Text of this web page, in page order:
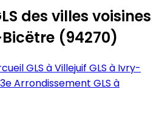
des villes voisines
(94270)
GLS à Villejuif GLS à Ivry-
Arrondissement GLS à